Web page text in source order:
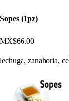
Sopes (1pz)
MX$66.00
lechuga, zanahoria,